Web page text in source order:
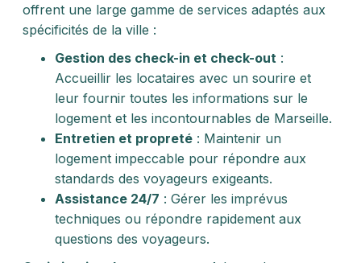
offrent une large gamme de services adaptés aux
spécificités de la ville :
Gestion des check-in et check-out :
Accueillir les locataires avec un sourire et
leur fournir toutes les informations sur le
logement et les incontournables de Marseille.
Entretien et propreté : Maintenir un
logement impeccable pour répondre aux
standards des voyageurs exigeants.
Assistance 24/7 : Gérer les imprévus
techniques ou répondre rapidement aux
questions des voyageurs.